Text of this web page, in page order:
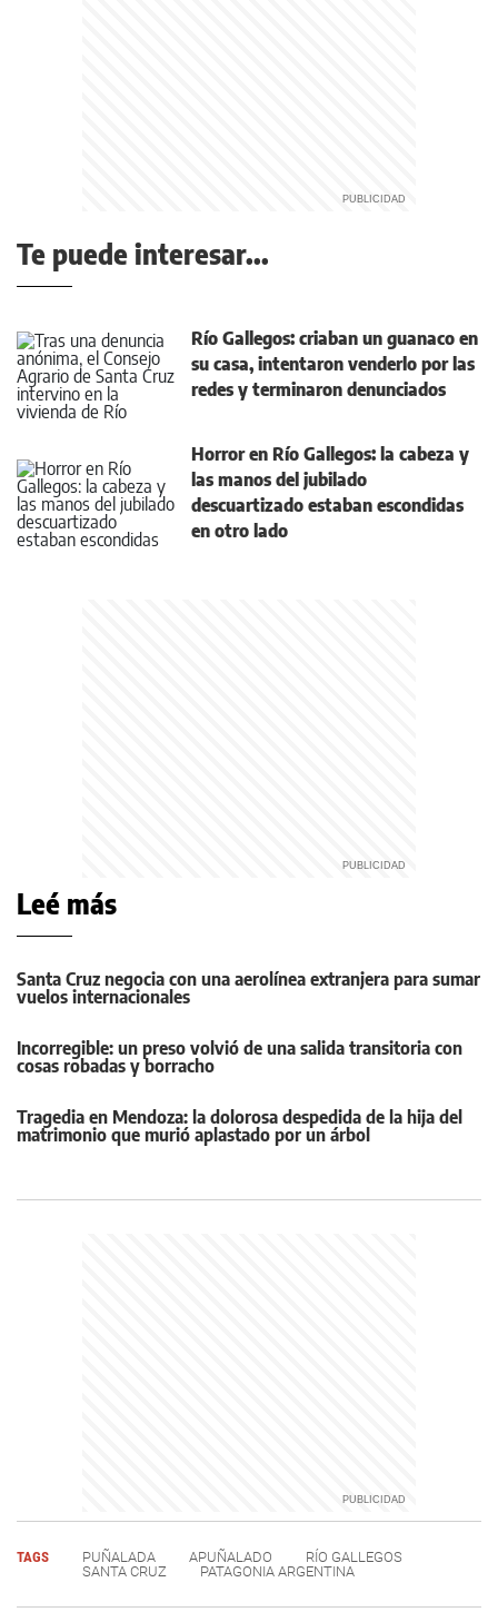
Te puede interesar...
Río Gallegos: criaban un guanaco en
su casa, intentaron venderlo por las
redes y terminaron denunciados
Horror en Río Gallegos: la cabeza y
las manos del jubilado
descuartizado estaban escondidas
en otro lado
Leé más
Santa Cruz negocia con una aerolínea extranjera para sumar
vuelos internacionales
Incorregible: un preso volvió de una salida transitoria con
cosas robadas y borracho
Tragedia en Mendoza: la dolorosa despedida de la hija del
matrimonio que murió aplastado por un árbol
TAGS PUÑALADA APUÑALADO
RÍO GALLEGOS
SANTA CRUZ
PATAGONIA ARGENTINA